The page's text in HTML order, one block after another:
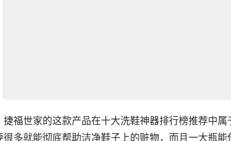
世家的这款产品在十大洗鞋神器排行榜推荐中属
多就能彻底帮助洁净鞋子上的赃物，而且一大瓶能